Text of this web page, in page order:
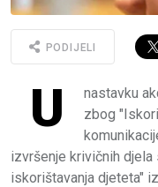
PODIJELI
U
nastavku
zbog
izvršenje krivičnih
iskorištavanja djeteta"